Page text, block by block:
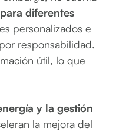
diferentes
personalizados e
responsabilidad.
útil, lo que
y la gestión
la mejora del